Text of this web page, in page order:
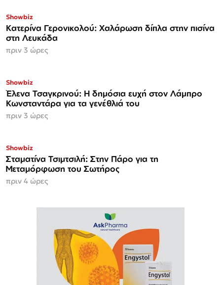
Showbiz
Κατερίνα Γερονικολού: Χαλάρωση δίπλα στην πισίνα
στη Λευκάδα
πριν 3 ώρες
Showbiz
Έλενα Τσαγκρινού: Η δημόσια ευχή στον Λάμπρο
Κωνσταντάρα για τα γενέθλιά του
πριν 3 ώρες
Showbiz
Σταματίνα Τσιμτσιλή: Στην Πάρο για τη
Μεταμόρφωση του Σωτήρος
πριν 4 ώρες